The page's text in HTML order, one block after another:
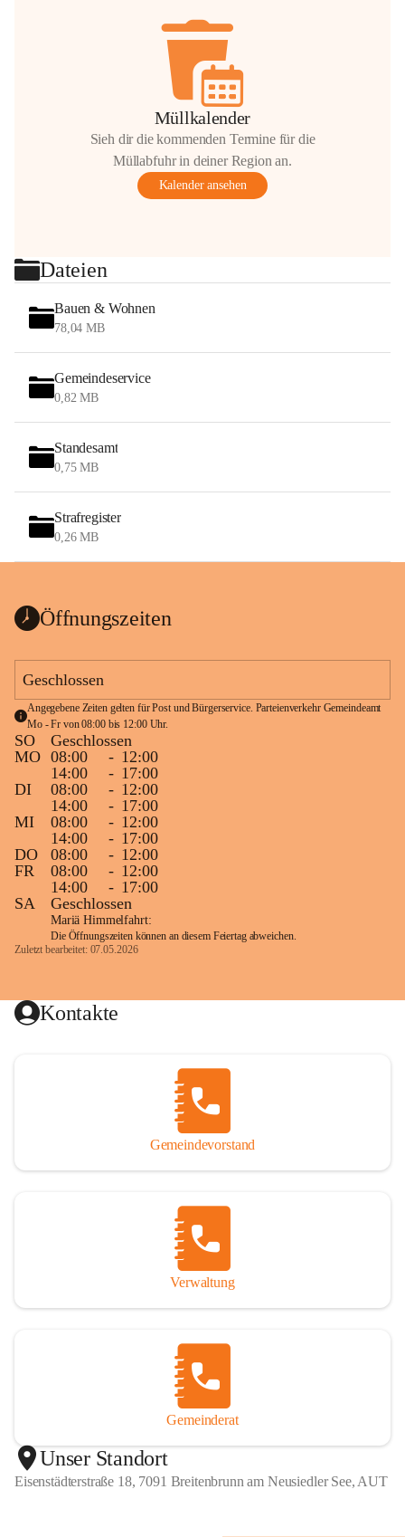
Müllkalender
Sieh dir die kommenden Termine für die
Müllabfuhr in deiner Region an.
Kalender ansehen
Dateien
Bauen & Wohnen
78,04 MB
Gemeindeservice
0,82 MB
Standesamt
0,75 MB
Strafregister
0,26 MB
Öffnungszeiten
Geschlossen
Angegebene Zeiten gelten für Post und Bürgerservice. Parteienverkehr Gemeindeamt
Mo - Fr von 08:00 bis 12:00 Uhr.
SO
Geschlossen
MO 08:00 - 12:00
14:00
- 17:00
DI
08:00 - 12:00
14:00
- 17:00
MI
08:00 - 12:00
14:00
- 17:00
DO
08:00 - 12:00
FR
08:00 - 12:00
14:00
- 17:00
SA
Geschlossen
Mariä Himmelfahrt:
Die Öffnungszeiten können an diesem Feiertag abweichen.
Zuletzt bearbeitet: 07.05.2026
Kontakte
Gemeindevorstand
Verwaltung
Gemeinderat
Unser Standort
Eisenstädterstraße 18, 7091 Breitenbrunn am Neusiedler See, AUT